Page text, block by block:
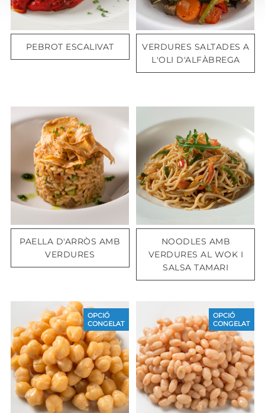
PEBROT ESCALIVAT
VERDURES SALTADES A
L'OLI D'ALFÀBREGA
PAELLA D'ARRÒS AMB
VERDURES
NOODLES AMB
VERDURES AL WOK I
SALSA TAMARI
OPCIÓ
CONGELAT
OPCIÓ
CONGELAT